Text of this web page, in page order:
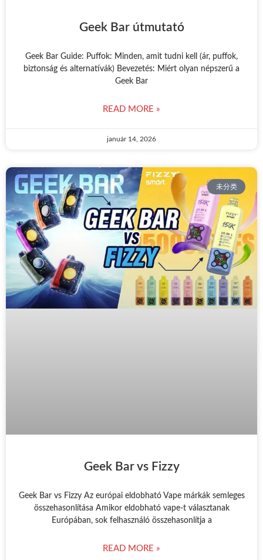
Geek Bar útmutató
Geek Bar Guide: Puffok: Minden, amit tudni kell (ár, puffok,
biztonság és alternatívák) Bevezetés: Miért olyan népszerű a
Geek Bar
READ MORE »
január 14, 2026
未分类
Geek Bar vs Fizzy
Geek Bar vs Fizzy Az európai eldobható Vape márkák semleges
összehasonlítása Amikor eldobható vape-t választanak
Európában, sok felhasználó összehasonlítja a
READ MORE »